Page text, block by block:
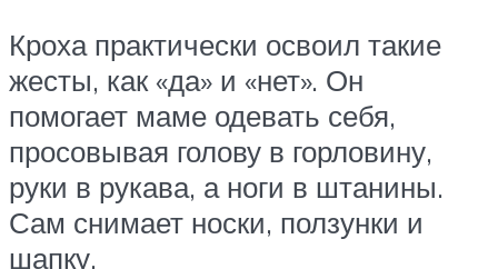
Кроха практически освоил такие
жесты, как «да» и «нет». Он
помогает маме одевать себя,
просовывая голову в горловину,
руки в рукава, а ноги в штанины.
Сам снимает носки, ползунки и
шапку.